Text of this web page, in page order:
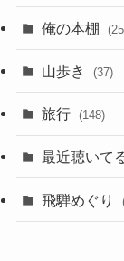
俺の本棚
山歩き (37)
旅行 (148)
最近聴いて
飛騨めぐり